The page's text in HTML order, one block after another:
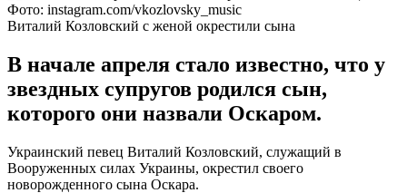
Фото: instagram.com/vkozlovsky_music
Виталий Козловский с женой окрестили сына
В начале апреля стало известно, что у
звездных супругов родился сын,
которого они назвали Оскаром.
Украинский певец Виталий Козловский, служащий в
Вооруженных силах Украины, окрестил своего
новорожденного сына Оскара.